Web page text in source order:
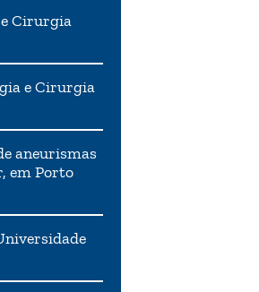
Cirurgia
e Cirurgia
aneurismas
em Porto